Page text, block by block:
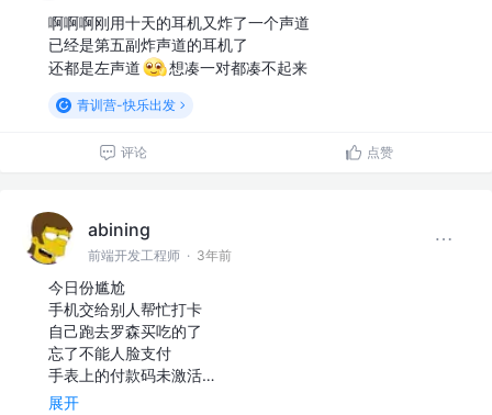
啊啊啊刚用十天的耳机又炸了一个声道
​已经是第五副炸声道的耳机了
​还都是左声道
想凑一对都凑不起来
青训营-快乐出发
评论 点赞
abining
前端开发工程师 · 3年前
今日份尴尬
手机交给别人帮忙打卡
自己跑去罗森买吃的了
忘了不能人脸支付
手表上的付款码未激活…
展开